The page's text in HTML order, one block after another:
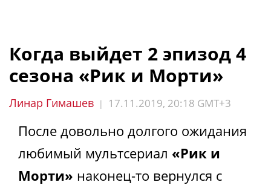
Когда выйдет 2 эпизод 4
сезона «Рик и Морти»
Линар Гимашев | 17.11.2019, 20:18 GMT+3
После довольно долгого ожидания
любимый мультсериал «Рик и
Морти» наконец-то вернулся с